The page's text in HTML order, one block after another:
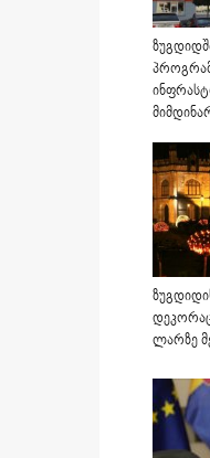
ლარზე